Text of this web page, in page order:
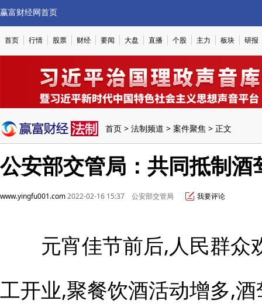
赢富财经网首页
首页 行情 股票 财经 要闻 大盘 直播 个股 主力 板块 研报
首页 > 法制频道 > 案件聚焦 > 正文
公安部交管局：共同抵制酒
www.yingfu001.com2022-02-16 15:37 公安部交管局 我要评论
元宵佳节前后,人民群众
工开业,聚餐饮酒活动增多,